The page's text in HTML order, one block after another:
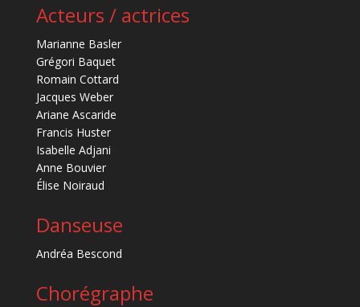
Acteurs / actrices
Marianne Basler
Grégori Baquet
Romain Cottard
Jacques Weber
Ariane Ascaride
Francis Huster
Isabelle Adjani
Anne Bouvier
Élise Noiraud
Danseuse
Andréa Bescond
Chorégraphe